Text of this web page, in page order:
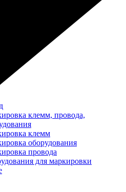
клемм, провода,
клемм
оборудования
провода
для маркировки